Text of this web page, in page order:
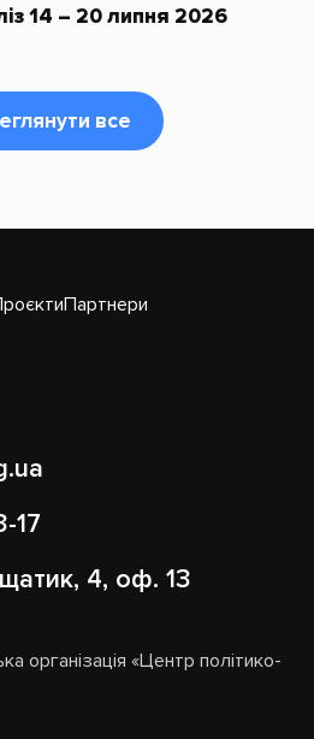
14 – 20 липня 2026
все
Партнери
17
4, оф. 13
організація «Центр політико-